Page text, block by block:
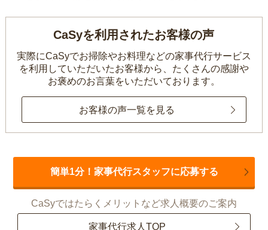
CaSyを利用されたお客様の声
実際にCaSyでお掃除やお料理などの家事代行サービス
を利用していただいたお客様から、 たくさんの感謝や
お褒めのお言葉をいただいております。
お客様の声一覧を見る
簡単1分！家事代行スタッフに応募する
CaSyではたらくメリットなど求人概要のご案内
家事代行求人TOP